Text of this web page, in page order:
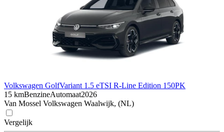
Volkswagen GolfVariant 1.5 eTSI R-Line Edition 150PK
15 kmBenzineAutomaat2026
Van Mossel Volkswagen Waalwijk, (NL)
Vergelijk